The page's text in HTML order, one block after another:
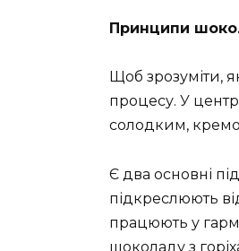
Принципи
Щоб зрозуміти,
процесу. У
солодким,
Є два основні
підкреслюють
працюють у
шоколаду з